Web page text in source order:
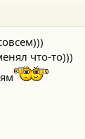
что-то)))